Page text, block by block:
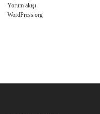
Yorum akışı
WordPress.org